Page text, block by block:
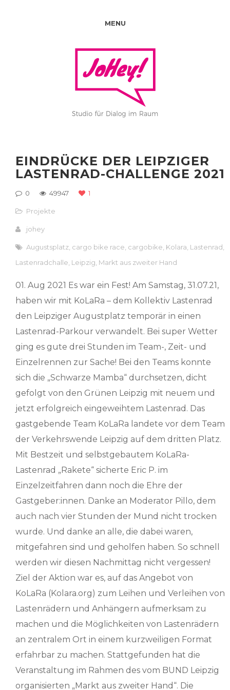
MENU
EINDRÜCKE DER LEIPZIGER
LASTENRAD-CHALLENGE 2021
0 49947 1
Projekte
johey
Augustsplatz cargo bike race cargobike Kolara Lastenrad
Lastenradchalle Leipzig Markt aus zweiter Hand
01. Aug 2021 Es war ein Fest! Am Samstag, 31.07.21,
haben wir mit KoLaRa – dem Kollektiv Lastenrad
den Leipziger Augustplatz temporär in einen
Lastenrad-Parkour verwandelt. Bei super Wetter
ging es gute drei Stunden im Team-, Zeit- und
Einzelrennen zur Sache! Bei den Teams konnte
sich die „Schwarze Mamba“ durchsetzen, dicht
gefolgt von den Grünen Leipzig mit neuem und
jetzt erfolgreich eingeweihtem Lastenrad. Das
gastgebende Team KoLaRa landete vor dem Team
der Verkehrswende Leipzig auf dem dritten Platz.
Mit Bestzeit und selbstgebautem KoLaRa-
Lastenrad „Rakete“ sicherte Eric P. im
Einzelzeitfahren dann noch die Ehre der
Gastgeber:innen. Danke an Moderator Pillo, dem
auch nach vier Stunden der Mund nicht trocken
wurde. Und danke an alle, die dabei waren,
mitgefahren sind und geholfen haben. So schnell
werden wir diesen Nachmittag nicht vergessen!
Ziel der Aktion war es, auf das Angebot von
KoLaRa (Kolara.org) zum Leihen und Verleihen von
Lastenrädern und Anhängern aufmerksam zu
machen und die Möglichkeiten von Lastenrädern
an zentralem Ort in einem kurzweiligen Format
erfahrbar zu machen. Stattgefunden hat die
Veranstaltung im Rahmen des vom BUND Leipzig
organisierten „Markt aus zweiter Hand“. Die